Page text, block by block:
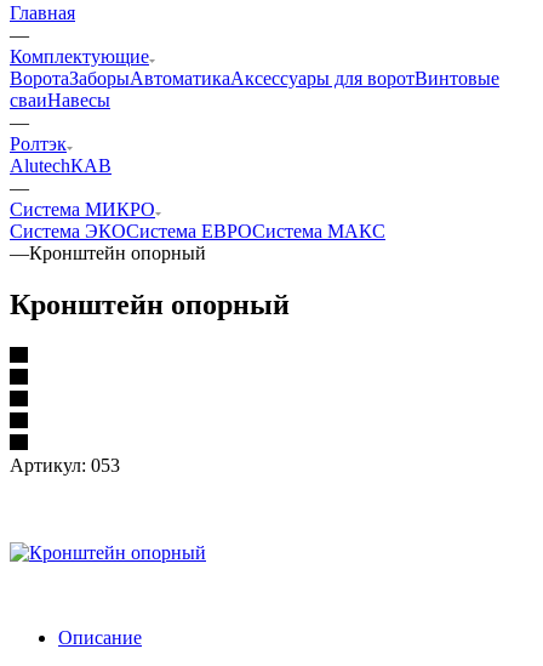
Главная
—
Комплектующие
ВоротаЗаборыАвтоматикаАксессуары для воротВинтовые
сваиНавесы
—
Ролтэк
AlutechКАВ
—
Система МИКРО
Система ЭКОСистема ЕВРОСистема МАКС
—Кронштейн опорный
Кронштейн опорный
Артикул: 053
Описание